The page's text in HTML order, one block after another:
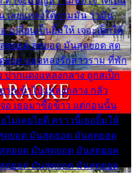
เลยแหลงใต้ถามมัน ว่ามัน
ปลี่ยนเป็นยิ้มให้ เจอะเด็กใต้
ดยอด สุดยอด มันสุดยอด สุด
ยอด แอบหลงรักสาวราม ที่พัก
ปากแดงแหลงกลาง ถูกสเป็ก
ากเข้าไปแหลงกลาง กลัว
อ เธอมาซื้อข้าว แต่ก่อนนั้น
ไม่เคยไยดี คราวนี้เธอยิ้มให้
ดยอด มันสุดยอด มันสุดยอด
ดยอด มันสุดยอด มันสุดยอด
ดยอด มันสุดยอด มันสุดยอด